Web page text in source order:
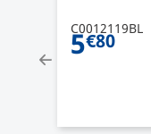
C0012119BL
5€80